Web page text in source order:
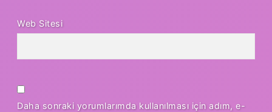
Web Sitesi
Daha sonraki yorumlarımda kullanılması için adım, e-